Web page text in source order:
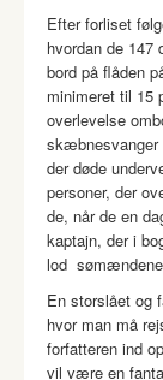
Efter forliset
hvordan de 147
bord på flåden
minimeret til 15
overlevelse
skæbnesvanger
der døde
personer, der
de, når de en
kaptajn, der i
lod
En storslået og
hvor man må
forfatteren ind
vil være en